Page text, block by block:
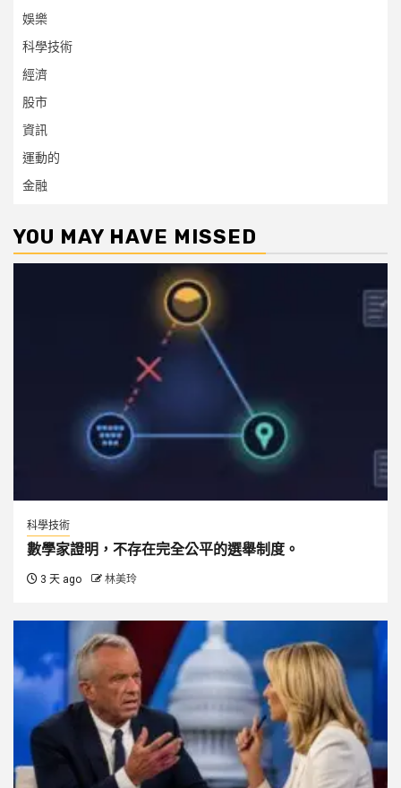
娛樂
科學技術
經濟
股市
資訊
運動的
金融
YOU MAY HAVE MISSED
科學技術
數學家證明，不存在完全公平的選舉制度。
3 天 ago 林美玲